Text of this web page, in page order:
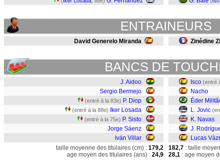
ENTRAINEURS
David Generelo Miranda Zinédine
BANCS DE
J. Aidoo
Sergio Bermejo
(entré à la 83e) P. Diop
(entré à la 88e) Iker Losada
(entré à la 75e) P. Sisto
Jorge Sáenz
Iván Villar
Isco (entré
Nacho
Éder
L. Jovic
K. Navas
J.
Lucas
taille moyenne des titulaires (cm) : 179,2
age moyen des titulaires (ans) : 24,9
182,7 : taille
28,1 : age moyen